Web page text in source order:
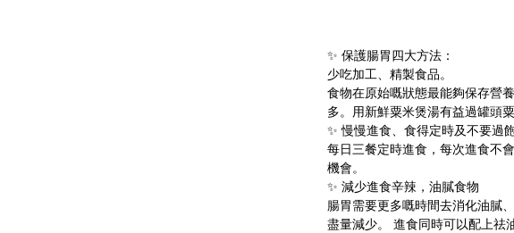
✨ 保護腸胃四大方法：
少吃加工、精製食品。
食物在原始嘅狀態最能夠保存營
多。用新鮮粟米煲湯有益過罐頭粟
✨ 慢慢進食、食得定時及不要過
每日三餐定時進食，每次進食不
機會。
✨ 減少進食辛辣，油膩食物
腸胃需要更多嘅時間去消化油膩
盡量減少。 進食同時可以配上祛